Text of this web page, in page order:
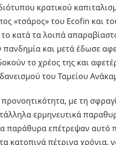
κρατικού
«τσάρος» του Ecofin και
κατά τα λοιπά
και μετά έδωσε
το χρέος της και
του Ταμείου
με τη
ερμηνευτικά
παράθυρα επέτρεψαν αυτό
κατοπινά πέτρινα χρόνια,